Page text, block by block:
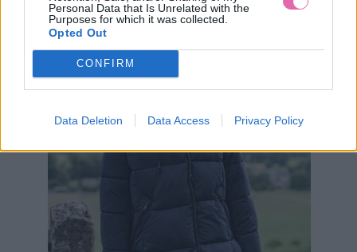
Personal Data that Is Unrelated with the
Purposes for which it was collected.
Opted Out
CONFIRM
Data Deletion Data Access Privacy Policy